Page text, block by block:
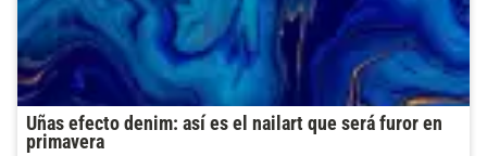
Uñas efecto denim: así es el nailart que será furor en
primavera